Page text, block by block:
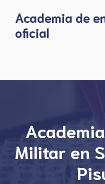
content
Academia de
oficial
Militar en